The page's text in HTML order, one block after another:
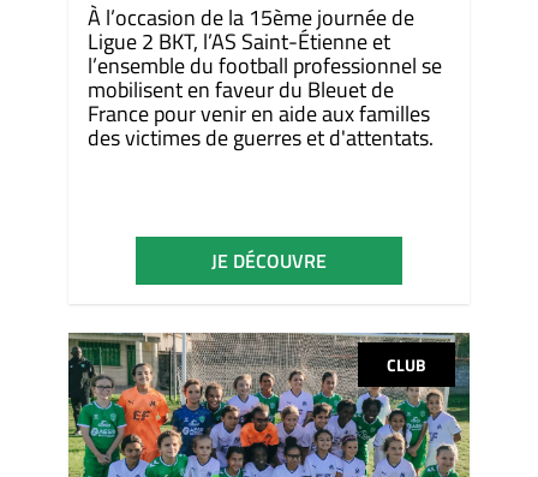
À l’occasion de la 15ème journée de
Ligue 2 BKT, l’AS Saint-Étienne et
l’ensemble du football professionnel se
mobilisent en faveur du Bleuet de
France pour venir en aide aux familles
des victimes de guerres et d'attentats.
JE DÉCOUVRE
CLUB